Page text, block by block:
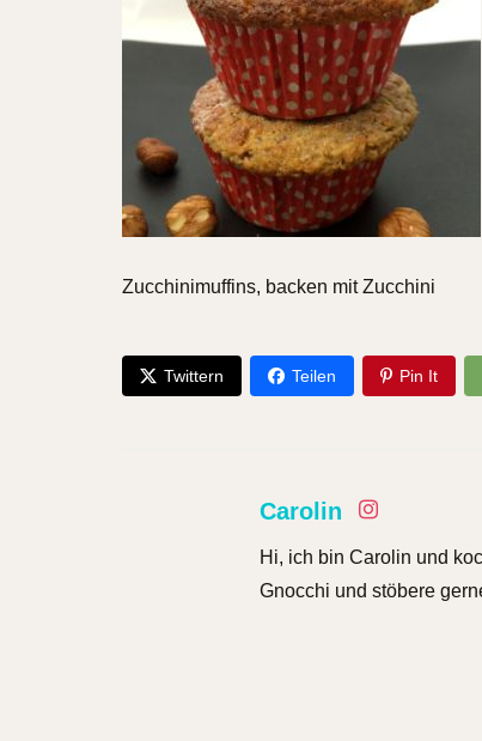
Zucchinimuffins, backen mit Zucchini
Twittern Teilen Pin It
Carolin
Hi, ich bin Carolin und
Gnocchi und stöbere